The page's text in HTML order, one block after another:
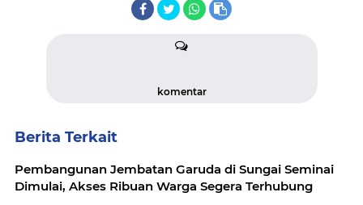
komentar
Berita Terkait
Pembangunan Jembatan Garuda di Sungai Seminai
Dimulai, Akses Ribuan Warga Segera Terhubung